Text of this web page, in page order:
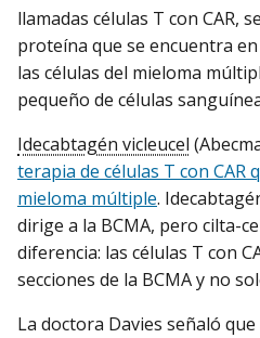
llamadas células T con CAR,
proteína que se encuentra
las células del mieloma
pequeño de células
Idecabtagén vicleucel
terapia de células T con CAR
mieloma múltiple.
dirige a la BCMA, pero cilta-
diferencia: las células T con
secciones de la BCMA y no
La doctora Davies señaló